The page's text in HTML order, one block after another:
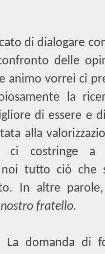
di dialogare
delle
animo vorrei ci
la
di essere e
alla
costringe a
tutto ciò che
In altre
fratello.
La domanda di